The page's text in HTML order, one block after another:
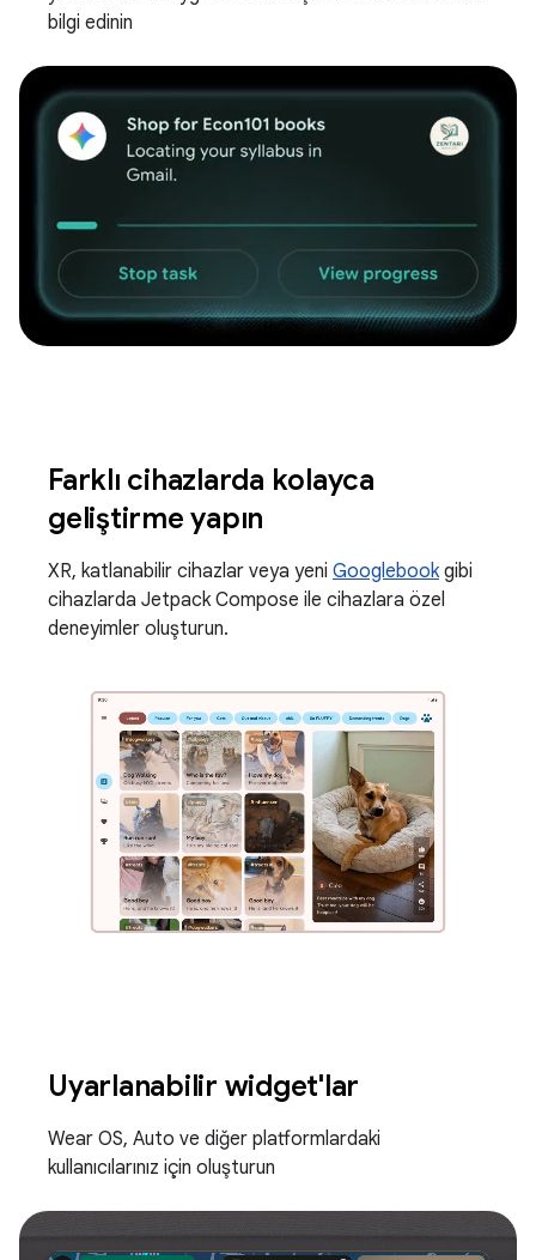
bilgi edinin
Farklı cihazlarda kolayca
geliştirme yapın
XR, katlanabilir cihazlar veya yeni Googlebookgibi
cihazlarda Jetpack Compose ile cihazlara özel
deneyimler oluşturun.
Uyarlanabilir widget'lar
Wear OS, Auto ve diğer platformlardaki
kullanıcılarınız için oluşturun